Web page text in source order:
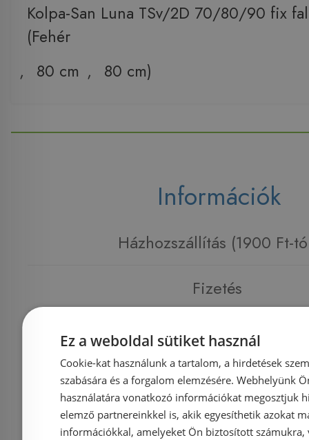
Kolpa-San Luna TSv/2D 70/80/90 fix
(Fehér
,
80 cm , 80 cm)
Információk
Házhozszállítás (1900 Ft-
Fizetés
Kapcsolat
Adatvédelmi tájékoztató
Általános Szerződési Feltételek
Ez a weboldal sütiket használ
Cookie-kat használunk a tartalom, a hirdetések
szabására és a forgalom elemzésére. Webhelyünk
használatára vonatkozó információkat megosztjuk
elemző partnereinkkel is, akik egyesíthetik azokat
információkkal, amelyeket Ön biztosított számukra,